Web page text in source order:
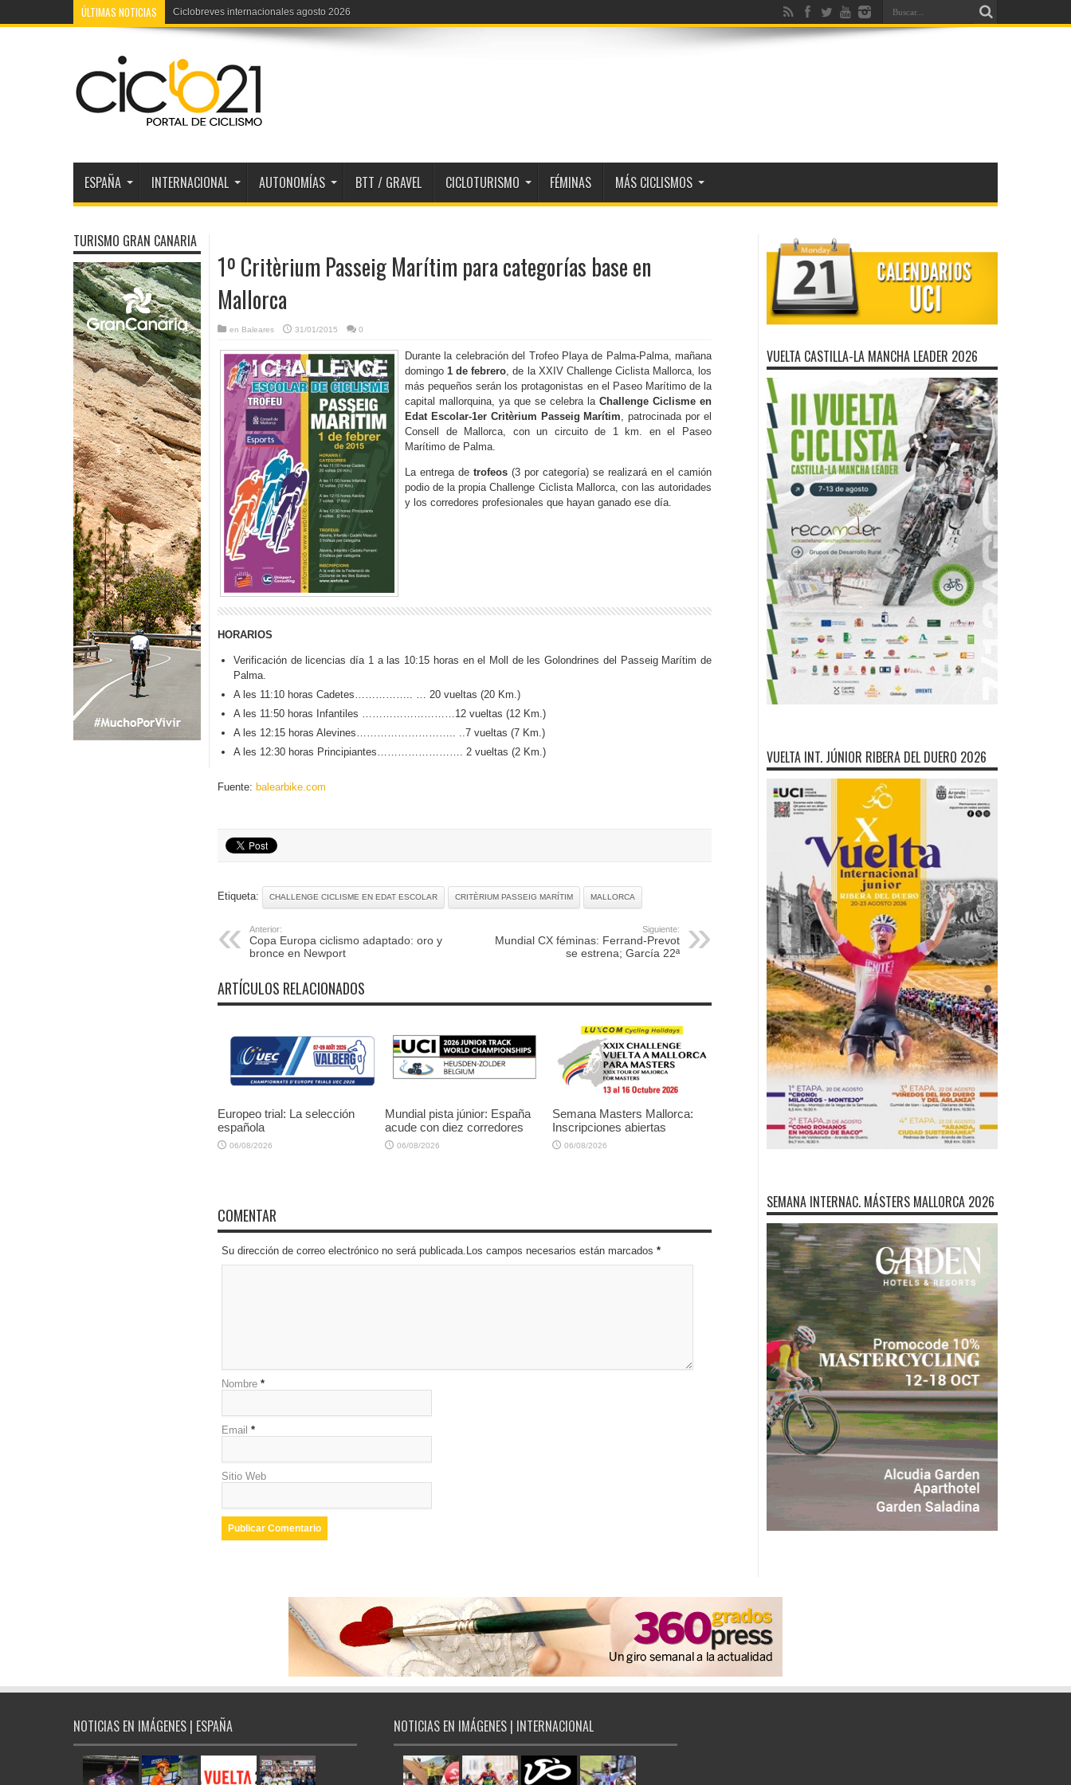
ÚLTIMAS NOTICIAS Ciclobreves internacionales agosto 2026
ESPAÑA INTERNACIONAL AUTONOMÍAS BTT / GRAVEL CICLOTURISMO FÉMINAS MÁS CICLISMOS
1º Critèrium Passeig Marítim para categorías base en
Mallorca
en Baleares 31/01/2015 0
Durante la celebración del Trofeo Playa de Palma-Palma, mañana
domingo1 de febrero, de la XXIV Challenge Ciclista Mallorca, los
más pequeños serán los protagonistas en el Paseo Marítimo de la
capital mallorquina, ya que se celebra la Challenge Ciclisme en
Edat Escolar-1er Critèrium Passeig Marítim, patrocinada por el
Consell de Mallorca, con un circuito de 1 km. en el Paseo
Marítimo de Palma.
La entrega de trofeos (3 por categoría) se realizará en el camión
podio de la propia Challenge Ciclista Mallorca, con las autoridades
y los corredores profesionales que hayan ganado ese día.
HORARIOS
Verificación de licencias día 1 a las 10:15 horas en el Moll de les Golondrines del Passeig Marítim de
Palma.
A les 11:10 horas Cadetes…………….. … 20 vueltas (20 Km.)
A les 11:50 horas Infantiles ………………………12 vueltas (12 Km.)
A les 12:15 horas Alevines……………………….. ..7 vueltas (7 Km.)
A les 12:30 horas Principiantes……………………. 2 vueltas (2 Km.)
Fuente: balearbike.com
Etiqueta: CHALLENGE CICLISME EN EDAT ESCOLAR CRITÈRIUM PASSEIG MARÍTIM MALLORCA
Anterior:
Copa Europa ciclismo adaptado: oro y
bronce en Newport
Siguiente:
Mundial CX féminas: Ferrand-Prevot
se estrena; García 22ª
ARTÍCULOS RELACIONADOS
Europeo trial: La selección
española
06/08/2026
Mundial pista júnior: España
acude con diez corredores
06/08/2026
Semana Masters Mallorca:
Inscripciones abiertas
06/08/2026
COMENTAR
Su dirección de correo electrónico no será publicada.Los campos necesarios están marcados *
Nombre *
Email *
Sitio Web
TURISMO GRAN CANARIA
VUELTA CASTILLA-LA MANCHA LEADER 2026
VUELTA INT. JÚNIOR RIBERA DEL DUERO 2026
SEMANA INTERNAC. MÁSTERS MALLORCA 2026
NOTICIAS EN IMÁGENES | ESPAÑA NOTICIAS EN IMÁGENES | INTERNACIONAL